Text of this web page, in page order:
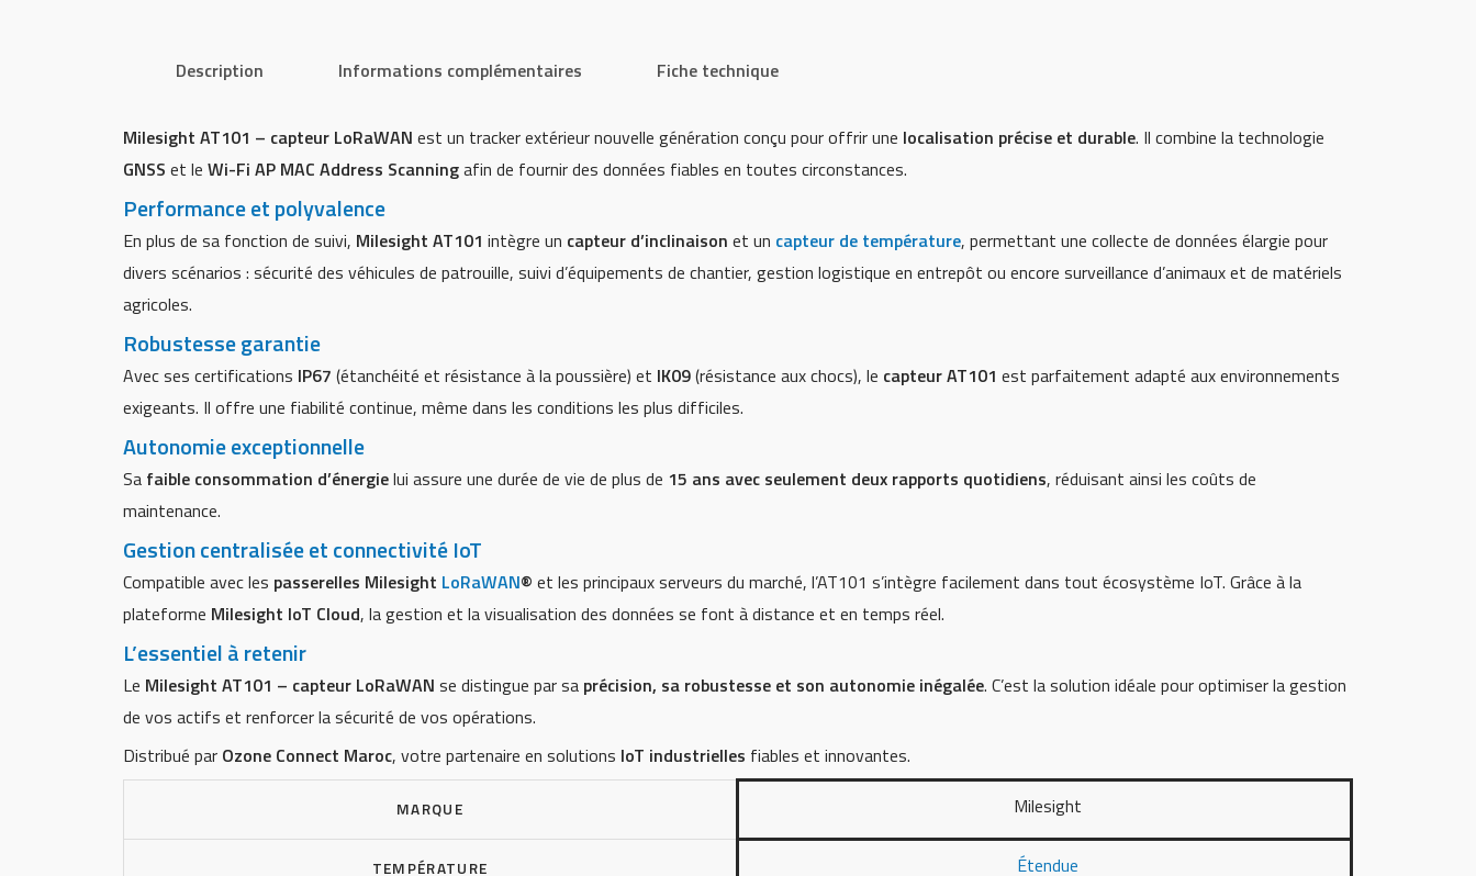
Description Informations complémentaires Fiche technique
Milesight AT101 – capteur LoRaWAN est un tracker extérieur nouvelle génération conçu pour offrir une localisation précise et durable. Il combine la technologie
GNSS et le Wi-Fi AP MAC Address Scanningafin de fournir des données fiables en toutes circonstances.
Performance et polyvalence
En plus de sa fonction de suivi, Milesight AT101 intègre un capteur d’inclinaison et un capteur de température, permettant une collecte de données élargie pour
divers scénarios : sécurité des véhicules de patrouille, suivi d’équipements de chantier, gestion logistique en entrepôt ou encore surveillance d’animaux et de matériels
agricoles.
Robustesse garantie
Avec ses certifications IP67 (étanchéité et résistance à la poussière) et IK09(résistance aux chocs), le capteur AT101 est parfaitement adapté aux environnements
exigeants. Il offre une fiabilité continue, même dans les conditions les plus difficiles.
Autonomie exceptionnelle
Sa faible consommation d’énergielui assure une durée de vie de plus de 15 ans avec seulement deux rapports quotidiens, réduisant ainsi les coûts de
maintenance.
Gestion centralisée et connectivité IoT
Compatible avec les passerelles Milesight LoRaWAN® et les principaux serveurs du marché, l’AT101 s’intègre facilement dans tout écosystème IoT. Grâce à la
plateforme Milesight IoT Cloud, la gestion et la visualisation des données se font à distance et en temps réel.
L’essentiel à retenir
Le Milesight AT101 – capteur LoRaWAN se distingue par sa précision, sa robustesse et son autonomie inégalée. C’est la solution idéale pour optimiser la gestion
de vos actifs et renforcer la sécurité de vos opérations.
Distribué par Ozone Connect Maroc, votre partenaire en solutions IoT industrielles fiables et innovantes.
MARQUE Milesight
TEMPÉRATURE Étendue